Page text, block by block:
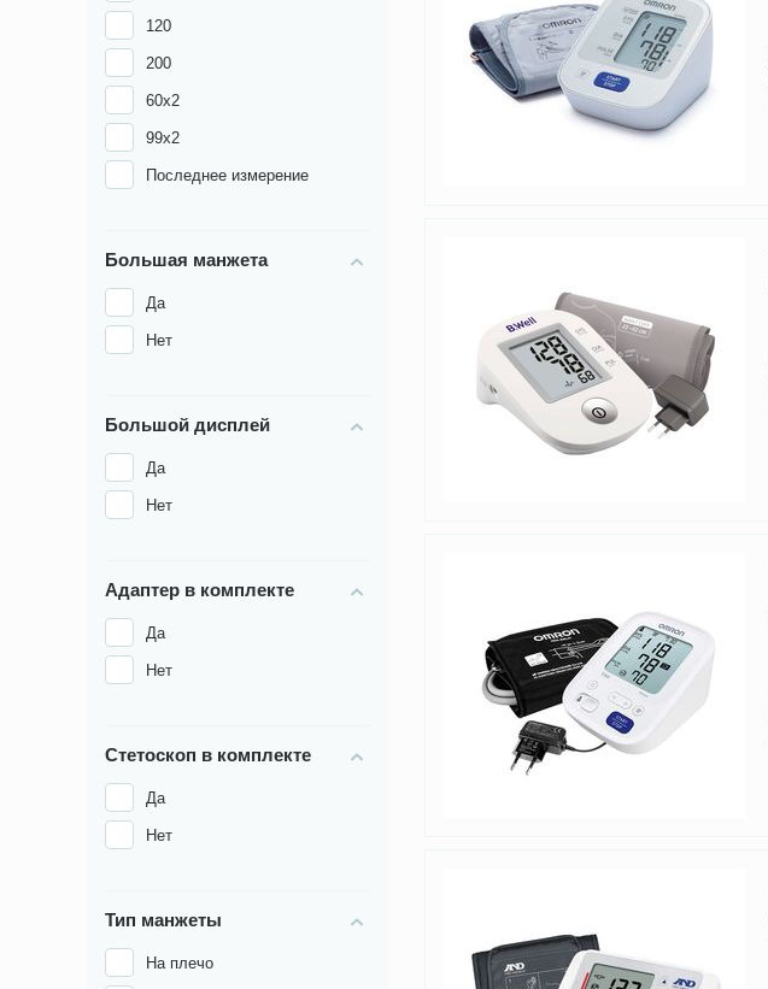
120
200
60х2
99х2
Последнее измерение
Большая манжета
Да
Нет
Большой дисплей
Да
Нет
Адаптер в комплекте
Да
Нет
Стетоскоп в комплекте
Да
Нет
Тип манжеты
На плечо